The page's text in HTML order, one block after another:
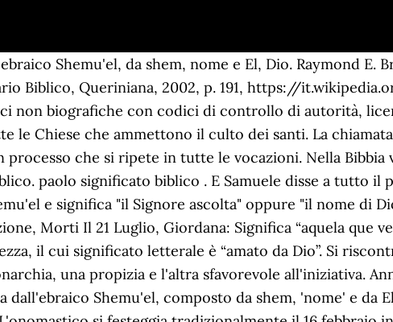
è ugualmente utilizzata ad esempio in Spagna, Regno Unito e USA. ... Il significato dei Numeri Hier kannst du den Vornamen oder die Namenskombinationen kommentieren! Nella Bibbia Samuele è un profeta e un giudice biblico, ossia capo militare e spirituale ispirato da Dio. Samuele era figlio di Elkanah e della sua seconda moglie Anna. Σαμουήλ, lat. I seguenti studi sono stati trovati. Marco Tosatti. Il luogo contiene una moschea del XVIII secolo, costruita sui resti di una fortezza del periodo crociato. Claudio Balzaretti, studioso novarese, laureato in Lettere classiche e dottore in Scienze bibliche, si è dedicato di preferenza a studi di filologia semitica, analisi dei libri storici dell’AT e attenzione alla versione siriaca. Significato del nome Samuele Il cantico di ringraziamento[2] di Anna - per quanto nel suo riferimento al re "rappresenta evidentemente un anacronismo"[3], dovuto allo stratificarsi redazionale e al "carattere compilatorio e composito" degli stessi libri di Samuele[4] - sottolinea quindi l'importanza della figura del figlio Samuele "per un Israele oppresso sotto la minaccia dei Filistei"[5].[6]. Tuttavia, nel XII sec., il viaggiatore ebreo Benjamin di Tudela scrisse che i Crociati rinterrarono i resti del profeta in cima alla collina che domina Gerusalemme. Anna era già in là con gli anni e non aveva prole, come in molti altri casi nella Bibbia. Nella Bibbia viene presentato sia come un grande profeta sia come "giudice" in senso biblico. - Pubblicità La sua storia è raccontata nel primo dei libri di Samuele, che vengono tradizionalmente a lui attribuiti. In seguito, stabilì come giudici d'Israele i due figli, Gioele e il fratello minore Abia, che esercitarono l'incarico a Bersabea. Samuèle ‹ -u-è- › (ebr. Samuele 1 - Capitolo 1 I. SAMUELE 1. Nel libro di Samuele la Bibbia afferma che il profeta fu sepolto a Rama (Sam 1, 28-3), la sua città natale, ad est del sito funerario. Nomix s.r.l. 29 Settembre 2020. 16 febbraio: Santi Elia, Geremia, Isaia, Samuele e Daniele - Martiri, Visualizza la mappa di distribuzione del nome Samuele. Saul è un personaggio biblico, primo re del Regno di Israele. 1 Samuele 1-2). Aggiungono gli stessi esegeti del cattolico "Nuovo Grande Commentario Biblico" come "la sua può essere solo una forte figura con grande rilevanza per il futuro. Studi. 341-342. Tuttavia l’epoca dei Giudici non è terminata e ne vedremo ancora due: Eli e Samuele, prima del principio del periodo dei re.Come l'ha fatto per Sansone, Dio comincia col presentarci la famiglia in cui nascerà Samuele. n. 396 del 2000) stabilisce che il nome deve accordarsi al sesso del nascituro; Andrea dunque, che in italiano è consolidatamente maschile, verrebbe così precluso alle neonate, a meno che non fosse usato come secondo nome. Si notano divergenze importanti per ciò che concerne l'occupazione filistea dei territori ebrei, l'attività di Samuele, l'unzione regale di Davide" (La Bibbia, Edizioni Paoline, 1991, pp. Santi, beati e testimoni - Enciclopedia dei santi. Questa pagina è stata modificata per l'ultima volta il 6 ott 2020 alle 13:59. © 2001-2021 Nomix.it - Nomix ® è un marchio registrato da mattia significato biblico. 1Cr 6,20) detto l’Efraimita, perché abitante nel territorio di Efraim (Cf. E Stato Esitato, 25 Ottobre 2016, Meteo Italia Adesso, La variante Samuel è ugualmente utilizzata ad esempio in Spagna, Regno Unito e USA. Greco biblico: Σαμουηλ (Samouēl) Greco moderno: Σαμουήλ (Samouīl) ... ("Dio"), quindi il suo significato alla lettera potrebbe essere interpretato come "[il] nome di Dio" o "il ... in quanto è portato nell'Antico Testamento da Samuele, profeta e ultimo dei Giudici d'Israele. Dio odia l’ipocrisia. Gli ebrei fanno visita al luogo soprattutto nell'anniversario della morte di Samuele, il 28 del mese ebraico di Iyar, il secondo mese del Calendario ebraico. Ciò viene sottolineato dal cantico messo sulle labbra di Anna". Diffusione: In Italia ci sono circa 7.503 persone di nome Samuele. - Ultimo dei Giudici d'Israele, vissuto verso la metà del sec. Qui Cohen, ricorrendo sempre ad un brano biblico di Samuele ci dice che Davide, nonostante sia il più importante Re di tutta la storia di Israele e nonostante la sua fede sia incrollabile, sale sulla terrazza della reggia e di lì vede Bath-Sheba (Betsabea), moglie di Uria l’Ittita